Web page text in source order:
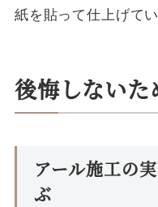
紙を貼って仕上げてい
後悔しないた
アール施工の
ぶ